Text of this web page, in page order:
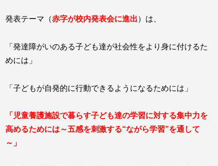
発表テーマ（赤字が校内発表会に進出）は、
「発達障がいのある子ども達が社会性をより身に付けるた
めには」
「子どもが自発的に行動できるようになるためには」
「児童養護施設で暮らす子ども達の学習に対する集中力を
高めるためには～五感を刺激する“ながら学習”を通して
～」